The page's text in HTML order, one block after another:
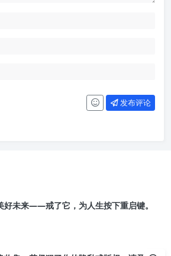
发布评论
好未来——戒了它，为人生按下重启键。